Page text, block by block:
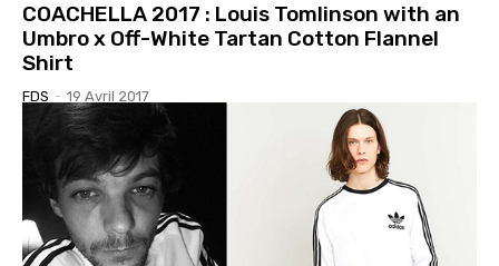
COACHELLA 2017 : Louis Tomlinson with an
Umbro x Off-White Tartan Cotton Flannel
Shirt
FDS - 19 Avril 2017